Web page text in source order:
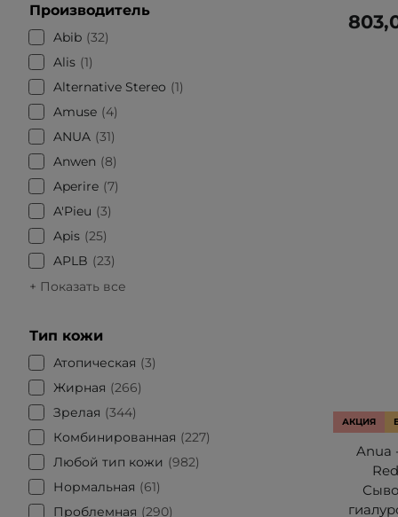
Производитель
Abib 32
Alis 1
Alternative Stereo
1
Amuse
4
ANUA 31
Anwen
8
Aperire 7
A'Pieu
3
Apis 25
APLB
23
+ Показать все
Тип кожи
Атопическая
3
Жирная
266
Зрелая
344
Комбинированная
227
Любой тип кожи
982
Нормальная
61
Проблемная
290
АКЦИЯ
Anua